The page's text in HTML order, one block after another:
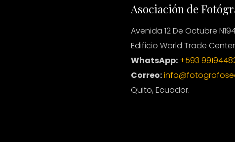
Asociación de
Avenida 12 De Octubre
Edificio World Trade
WhatsApp: +593
Correo:
Quito, Ecuador.